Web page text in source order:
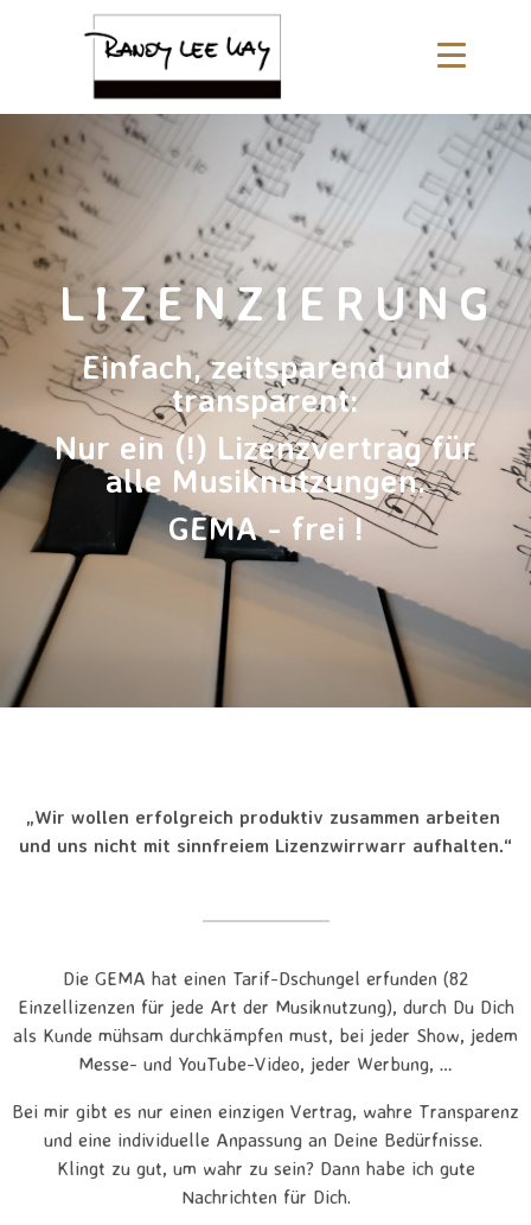
LIZENZIERUNG
Einfach, zeitsparend und
transparent:
Nur ein (!) Lizenzvertrag für
alle Musiknutzungen.
GEMA - frei !
„Wir wollen erfolgreich produktiv zusammen arbeiten
und uns nicht mit sinnfreiem Lizenzwirrwarr aufhalten.“
Die GEMA hat einen Tarif-Dschungel erfunden (82
Einzellizenzen für jede Art der Musiknutzung), durch Du Dich
als Kunde mühsam durchkämpfen must, bei jeder Show, jedem
Messe- und YouTube-Video, jeder Werbung, …
Bei mir gibt es nur einen einzigen Vertrag, wahre Transparenz
und eine individuelle Anpassung an Deine Bedürfnisse.
Klingt zu gut, um wahr zu sein? Dann habe ich gute
Nachrichten für Dich.